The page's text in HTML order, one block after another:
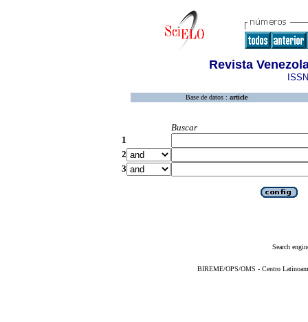
Revista
Base de datos : article
Buscar
1
2
3
Search
BIREME/OPS/OMS - Centro